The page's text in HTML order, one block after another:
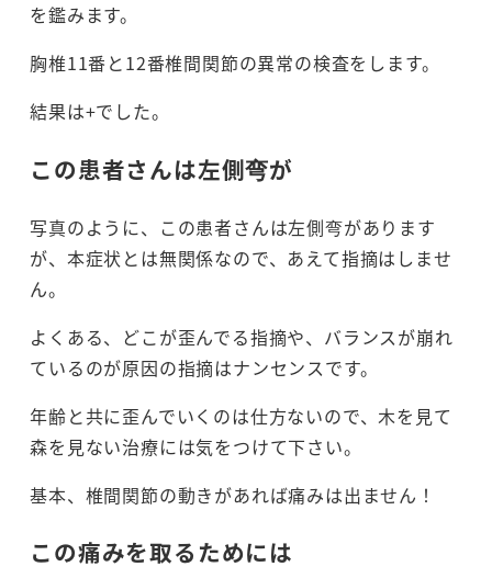
を鑑みます。
胸椎11番と12番椎間関節の異常の検査をします。
結果は+でした。
この患者さんは左側弯が
写真のように、この患者さんは左側弯があります
が、本症状とは無関係なので、あえて指摘はしませ
ん。
よくある、どこが歪んでる指摘や、バランスが崩れ
ているのが原因の指摘はナンセンスです。
年齢と共に歪んでいくのは仕方ないので、木を見て
森を見ない治療には気をつけて下さい。
基本、椎間関節の動きがあれば痛みは出ません！
この痛みを取るためには